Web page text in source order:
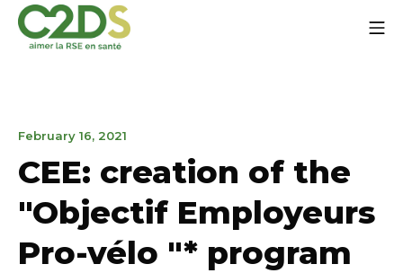
content
February 16, 2021
2021
CEE: creation of the
"Objectif Employeurs
Pro-vélo "* program